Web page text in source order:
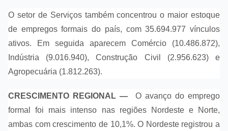
O setor de Serviços também concentrou o maior estoque
de empregos formais do país, com 35.694.977 vínculos
ativos. Em seguida aparecem Comércio (10.486.872),
Indústria (9.016.940), Construção Civil (2.956.623) e
Agropecuária (1.812.263).
CRESCIMENTO REGIONAL — O avanço do emprego
formal foi mais intenso nas regiões Nordeste e Norte,
ambas com crescimento de 10,1%. O Nordeste registrou a